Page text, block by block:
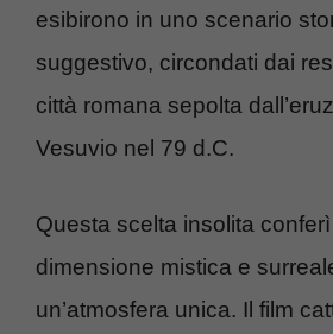
esibirono in uno scenario
suggestivo, circondati dai
città romana sepolta
Vesuvio nel 79 d.C.
Questa scelta insolita
dimensione mistica e
un’atmosfera unica. Il film